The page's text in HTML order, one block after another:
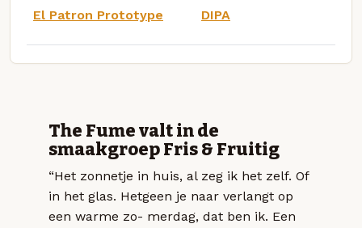
El Patron Prototype DIPA
The Fume valt in de
smaakgroep Fris & Fruitig
“Het zonnetje in huis, al zeg ik het zelf. Of
in het glas. Hetgeen je naar verlangt op
een warme zo- merdag, dat ben ik. Een